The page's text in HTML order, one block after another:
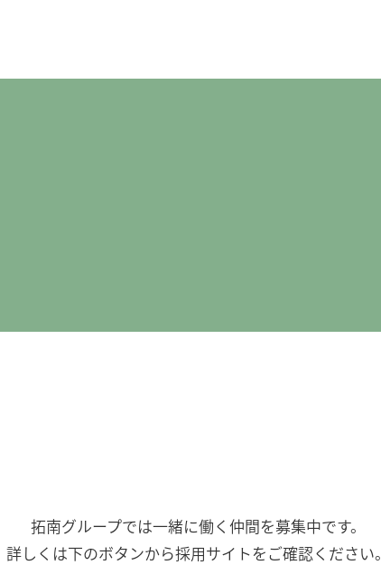
拓南グループでは一緒に働く 仲間を募集中です。
詳しくは下のボタンから採用サイトをご確認ください。